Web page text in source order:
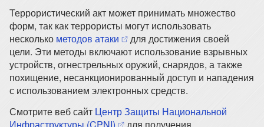
Террористический акт может принимать множество
форм, так как террористы могут использовать
несколько методов атаки (opens in a new tab)
для достижения своей
цели. Эти методы включают использование взрывных
устройств, огнестрельных оружий, снарядов, а также
похищение, несанкционированный доступ и нападения
с использованием электронных средств.
Смотрите веб сайт Центр Защиты Национальной
(opens in a new tab)